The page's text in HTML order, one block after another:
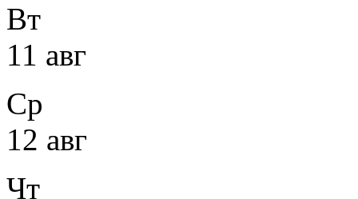
Вт
11 авг
Ср
12 авг
Чт